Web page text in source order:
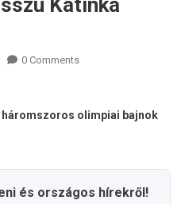
0 Comments
olimpiai bajnok
és országos hírekről!